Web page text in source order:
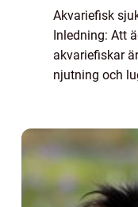
Akvariefisk
Inledning: Att
akvariefiskar
njutning och